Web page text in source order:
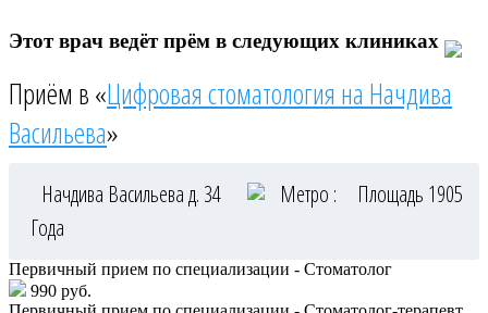
Этот врач ведёт прём в следующих клиниках
Приём в «Цифровая стоматология на Начдива
Васильева»
Начдива Васильева д. 34 Метро :
Площадь 1905
Года
Первичный прием по специализации - Стоматолог
990 руб.